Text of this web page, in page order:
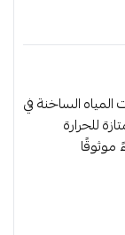
الساخنة في
للحرارة
موثوقًا